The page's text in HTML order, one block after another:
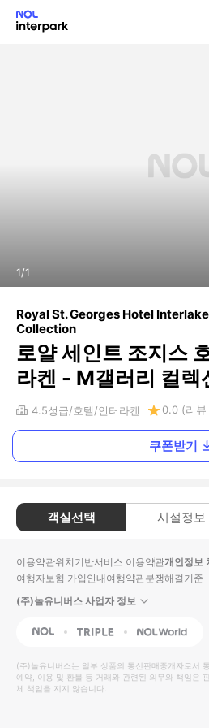
1/1
Royal St. Georges Hotel
Collection
로얄 세인트 조지스
라켄 - M갤러리 컬렉
4.5성급 호텔 인터라켄 0.0 (리뷰
쿠폰받기
객실선택 시설정보
이용약관위치기반서비스 이용약관개인정보
여행자보험 가입안내여행약관분쟁해결기준
(주)놀유니버스 사업자 정보
NOL Triple Interpark Global
(주)놀유니버스는 일부 상품의 통신판매중개자로서
예약, 이용 및 환불 등 거래와 관련된 의무와 책임은
체 책임을 지지 않습니다.